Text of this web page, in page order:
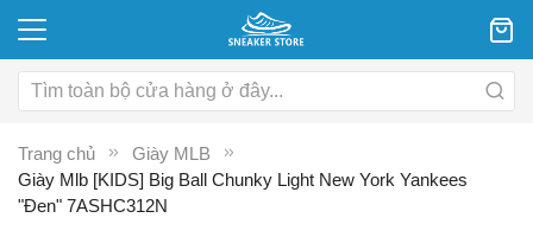
Trang chủ
Giày MLB
Giày Mlb [KIDS] Big Ball Chunky Light New York Yankees
"Đen" 7ASHC312N